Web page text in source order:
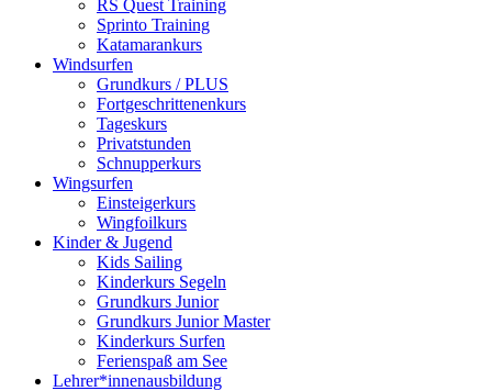
RS Quest Training
Sprinto Training
Katamarankurs
Windsurfen
Grundkurs / PLUS
Fortgeschrittenenkurs
Tageskurs
Privatstunden
Schnupperkurs
Wingsurfen
Einsteigerkurs
Wingfoilkurs
Kinder & Jugend
Kids Sailing
Kinderkurs Segeln
Grundkurs Junior
Grundkurs Junior Master
Kinderkurs Surfen
Ferienspaß am See
Lehrer*innenausbildung